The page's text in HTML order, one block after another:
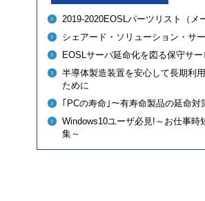
2019-2020EOSLパーツリスト（メ
シェアード・ソリューション・サ
EOSLサーバ延命化を図る保守サ
半導体製造装置を安心して長期利
ために
｢PCの寿命｣～有寿命製品の延命対
Windows10ユーザ必見!～お仕事時
集～